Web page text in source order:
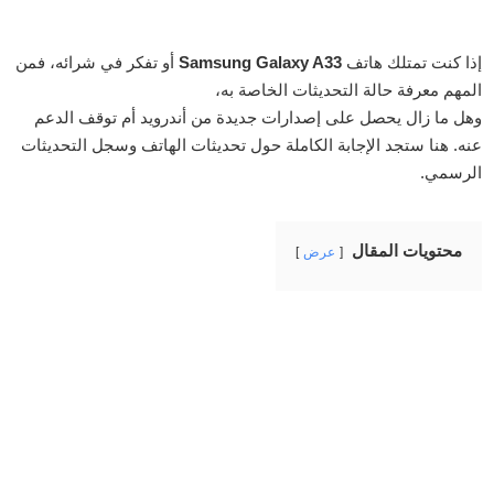
إذا كنت تمتلك هاتف Samsung Galaxy A33 أو تفكر في شرائه، فمن
المهم معرفة حالة التحديثات الخاصة به،
وهل ما زال يحصل على إصدارات جديدة من أندرويد أم توقف الدعم
عنه. هنا ستجد الإجابة الكاملة حول تحديثات الهاتف وسجل التحديثات
الرسمي.
محتويات المقال عرض